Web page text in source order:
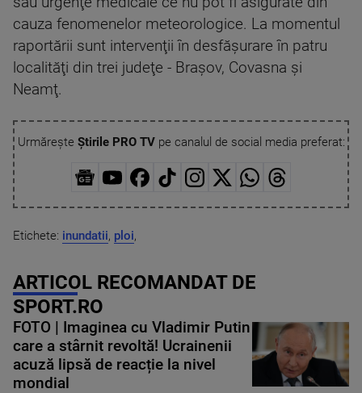
cauza fenomenelor meteorologice. La momentul
raportării sunt intervenţii în desfăşurare în patru
localităţi din trei judeţe - Braşov, Covasna şi
Neamţ.
Urmărește Știrile PRO TVpe canalul de social media preferat:
Etichete: inundatii, ploi,
ARTICOL RECOMANDAT DE
SPORT.RO
FOTO | Imaginea cu Vladimir Putin
care a stârnit revoltă! Ucrainenii
acuză lipsă de reacție la nivel
mondial